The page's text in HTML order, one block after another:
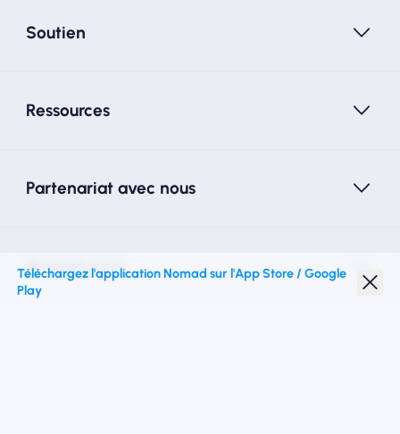
Soutien
Ressources
Partenariat avec nous
Nomad esim
Téléchargez l'application Nomad sur l'App Store / Google
Play